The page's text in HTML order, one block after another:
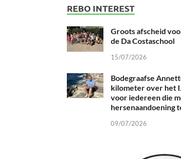
REBO INTEREST
Groots afscheid
de Da Costaschool
15/07/2026
Bodegraafse
kilometer over het
voor iedereen die
hersenaandoening
09/07/2026